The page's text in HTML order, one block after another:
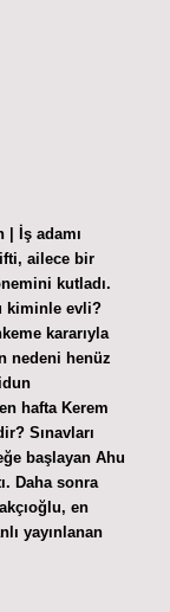
| İş adamı
ailece bir
kutladı.
kiminle evli?
kararıyla
nedeni henüz
hafta Kerem
Sınavları
başlayan Ahu
Daha sonra
en
yayınlanan